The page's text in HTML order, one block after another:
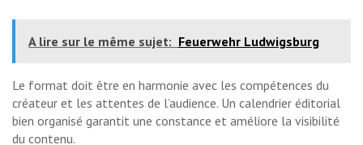
A lire sur le même sujet: Feuerwehr Ludwigsburg
Le format doit être en harmonie avec les compétences du
créateur et les attentes de l’audience. Un calendrier éditorial
bien organisé garantit une constance et améliore la visibilité
du contenu.